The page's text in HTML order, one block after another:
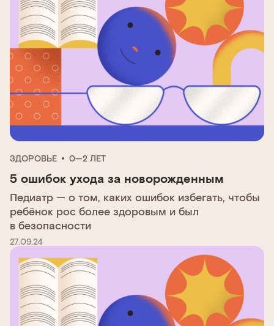
ЗДОРОВЬЕ 0—2 ЛЕТ
5 ошибок ухода за новорожденным
Педиатр — о том, каких ошибок избегать, чтобы
ребёнок рос более здоровым и был
в безопасности
27.09.24